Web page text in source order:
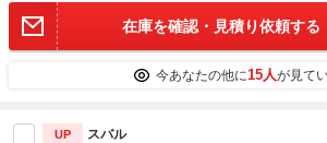
在庫を確認・見積り依頼する
今あなたの他に15人が見て
UP スバル